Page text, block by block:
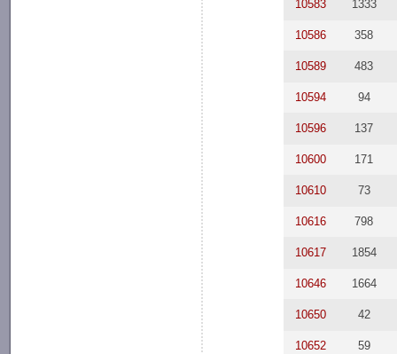
10583 1333
10586 358
10589 483
10594 94
10596 137
10600 171
10610 73
10616 798
10617 1854
10646 1664
10650 42
10652 59